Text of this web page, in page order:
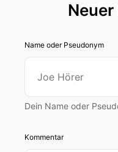
Name oder Pseudonym
Dein Name oder
Kommentar